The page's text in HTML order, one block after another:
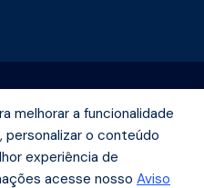
São Paulo - São Paulo | CEP
000
melhorar a funcionalidade
o conteúdo
experiência de
acesse nosso Aviso